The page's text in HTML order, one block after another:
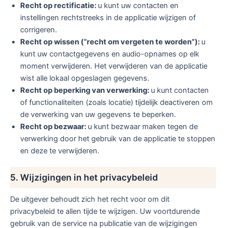
Recht op rectificatie: u kunt uw contacten en
instellingen rechtstreeks in de applicatie wijzigen of
corrigeren.
Recht op wissen (“recht om vergeten te worden”): u
kunt uw contactgegevens en audio-opnames op elk
moment verwijderen. Het verwijderen van de applicatie
wist alle lokaal opgeslagen gegevens.
Recht op beperking van verwerking: u kunt contacten
of functionaliteiten (zoals locatie) tijdelijk deactiveren om
de verwerking van uw gegevens te beperken.
Recht op bezwaar: u kunt bezwaar maken tegen de
verwerking door het gebruik van de applicatie te stoppen
en deze te verwijderen.
5. Wijzigingen in het privacybeleid
De uitgever behoudt zich het recht voor om dit
privacybeleid te allen tijde te wijzigen. Uw voortdurende
gebruik van de service na publicatie van de wijzigingen